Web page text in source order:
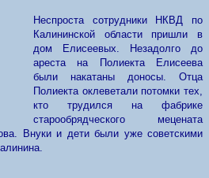
Неспроста сотрудники НКВД по
Калининской области пришли в
дом Елисеевых. Незадолго до
ареста на Полиекта Елисеева
были накатаны доносы. Отца
Полиекта оклеветали потомки тех,
кто трудился на фабрике
старообрядческого мецената
Внуки и дети были уже советскими